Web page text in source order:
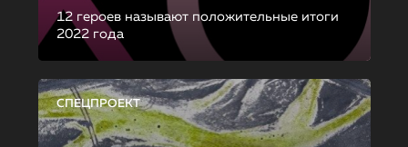
12 героев называют положительные итоги
2022 года
СПЕЦПРОЕКТ